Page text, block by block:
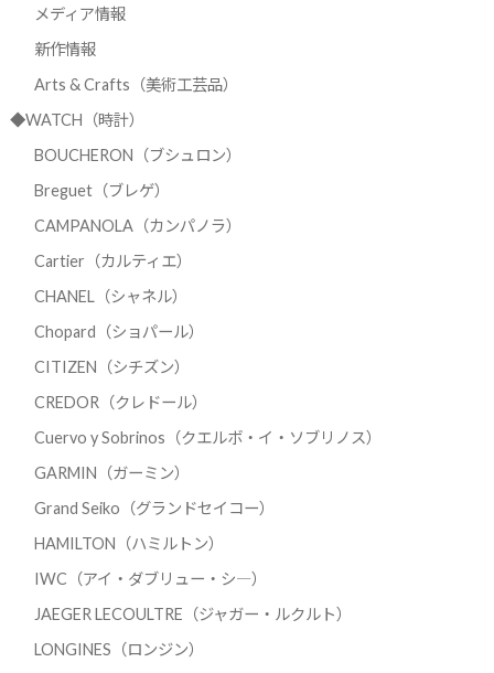
メディア情報
新作情報
Arts & Crafts（美術工芸品）
◆WATCH（時計）
BOUCHERON（ブシュロン）
Breguet（ブレゲ）
CAMPANOLA（カンパノラ）
Cartier（カルティエ）
CHANEL（シャネル）
Chopard（ショパール）
CITIZEN（シチズン）
CREDOR（クレドール）
Cuervo y Sobrinos（クエルボ・イ・ソブリノス）
GARMIN（ガーミン）
Grand Seiko（グランドセイコー）
HAMILTON（ハミルトン）
IWC（アイ・ダブリュー・シ―）
JAEGER LECOULTRE（ジャガー・ルクルト）
LONGINES（ロンジン）